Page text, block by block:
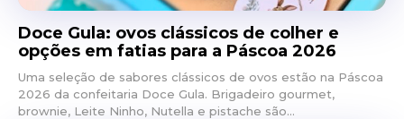
Doce Gula: ovos clássicos de colher e
opções em fatias para a Páscoa 2026
Uma seleção de sabores clássicos de ovos estão na Páscoa
2026 da confeitaria Doce Gula. Brigadeiro gourmet,
brownie, Leite Ninho, Nutella e pistache são...